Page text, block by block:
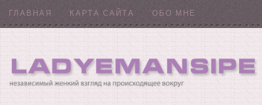
ГЛАВНАЯ КАРТА САЙТА ОБО МНЕ